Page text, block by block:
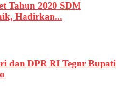
Tahun 2020 SDM
Hadirkan...
dan DPR RI Tegur Bupati